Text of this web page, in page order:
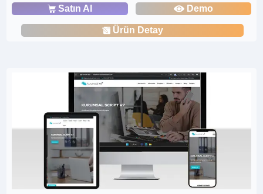
Satın Al Demo
Ürün Detay